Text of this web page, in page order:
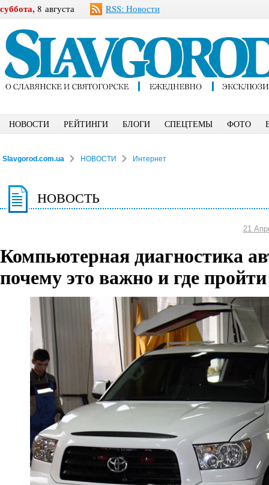
суббота, 8 августа RSS: Новости
НОВОСТИ РЕЙТИНГИ БЛОГИ СПЕЦТЕМЫ ФОТО
Slavgorod.com.ua НОВОСТИ Интернет
НОВОСТЬ
21
Компьютерная диагностика
почему это важно и где пройти